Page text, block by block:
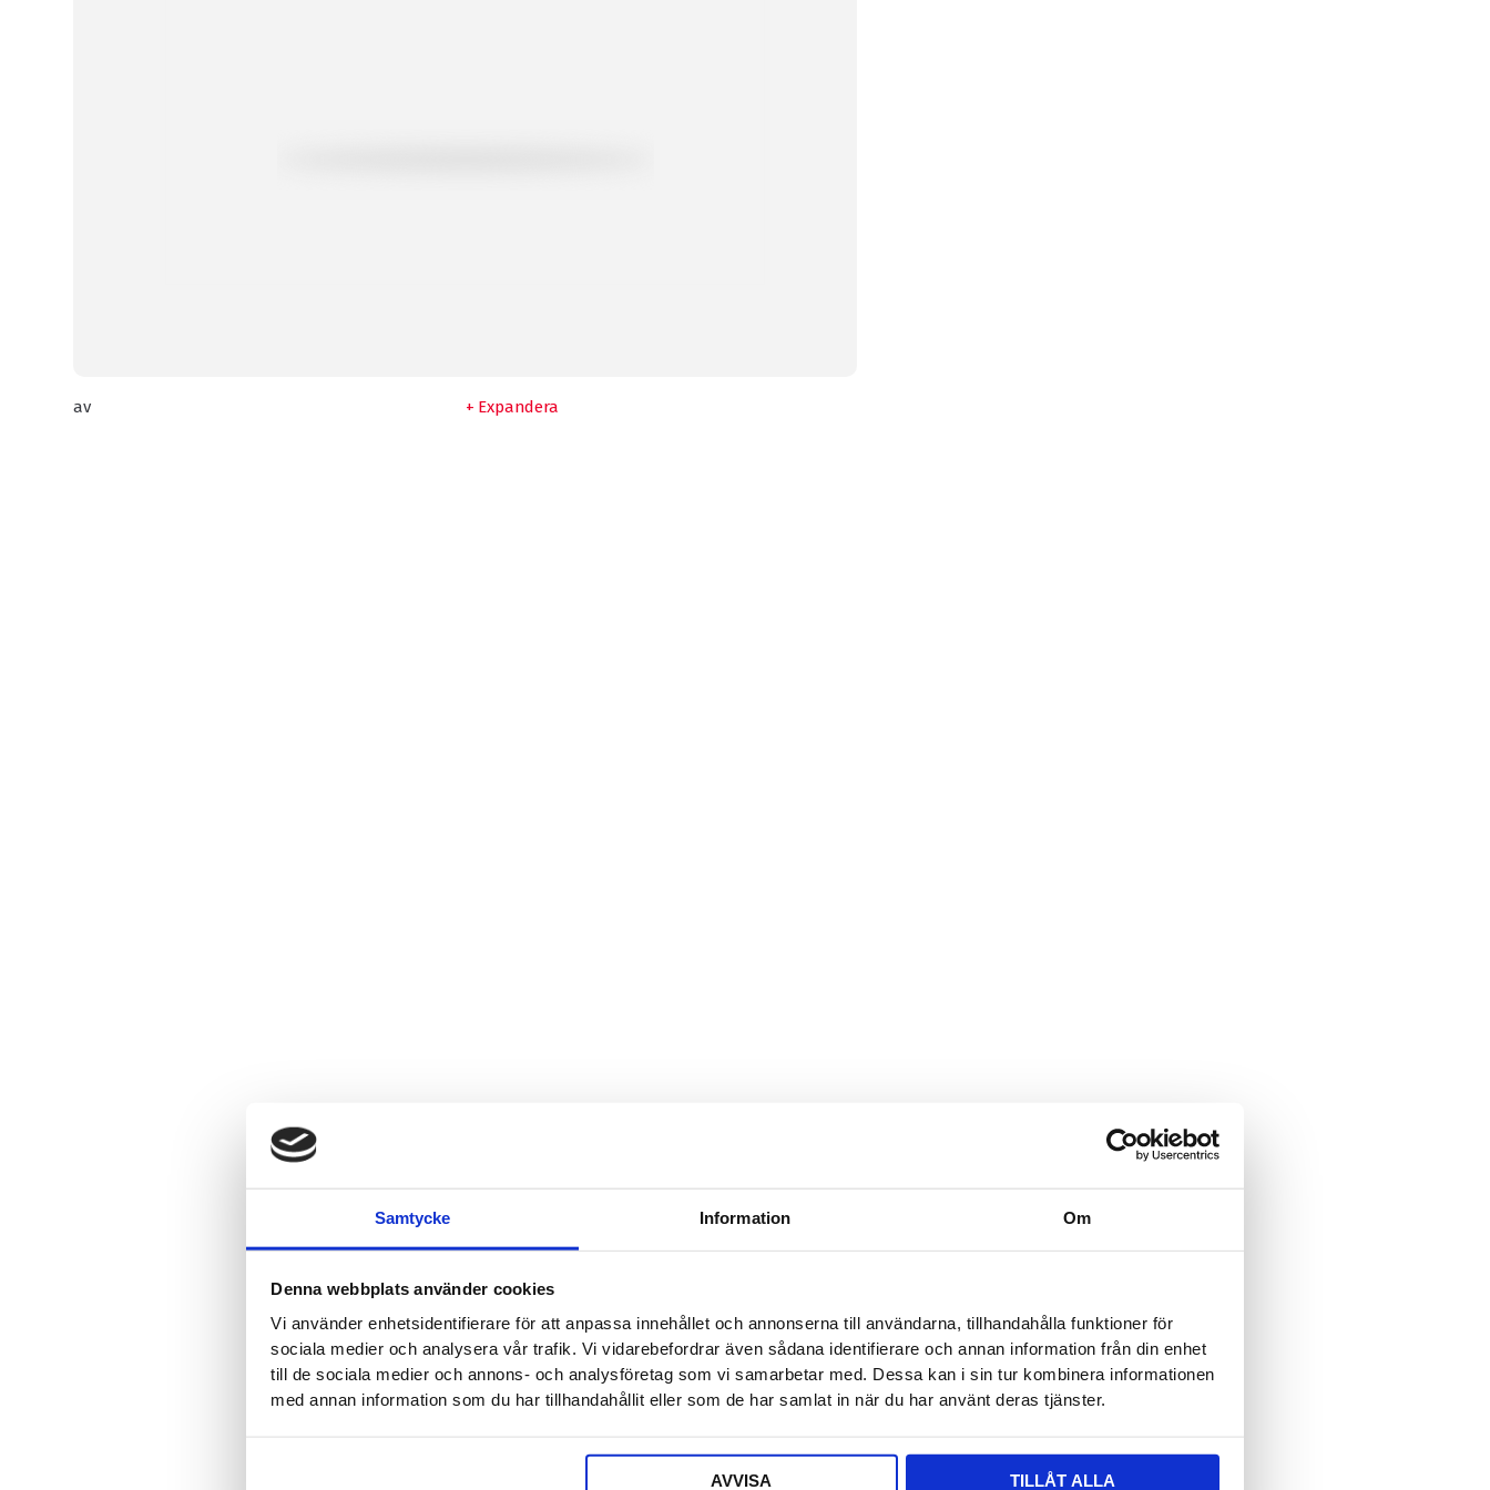
Samtycke Information Om
Denna webbplats använder cookies
Vi använder enhetsidentifierare för att anpassa innehållet och annonserna till användarna, tillhandahålla funktioner för
sociala medier och analysera vår trafik. Vi vidarebefordrar även sådana identifierare och annan information från din enhet
till de sociala medier och annons- och analysföretag som vi samarbetar med. Dessa kan i sin tur kombinera informationen
med annan information som du har tillhandahållit eller som de har samlat in när du har använt deras tjänster.
AVVISA TILLÅT ALLA
av Expandera
Detta fält är dolt när formuläret visas
Ditt namn*
E-post